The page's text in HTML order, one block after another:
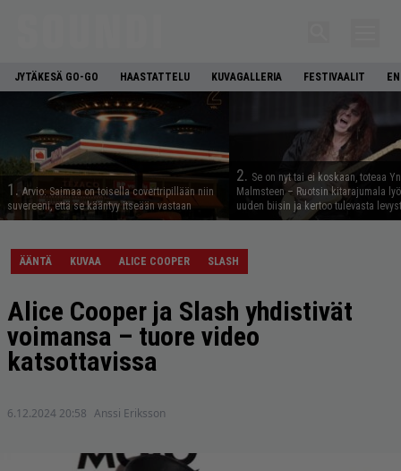
JYTÄKESÄ GO-GO HAASTATTELU KUVAGALLERIA FESTIVAALIT
1. Arvio: Saimaa on toisella covertripillään niin
suvereeni, että se kääntyy itseään vastaan
2. Se on nyt tai ei koskaan, toteaa
Malmsteen – Ruotsin kitarajumala
uuden biisin ja kertoo tulevasta
ÄÄNTÄ KUVAA ALICE COOPER SLASH
Alice Cooper ja Slash yhdistivät
voimansa – tuore video
katsottavissa
6.12.2024 20:58 Anssi Eriksson